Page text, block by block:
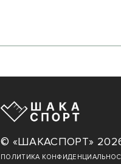
© «ШАКАСПОРТ»
ПОЛИТИКА